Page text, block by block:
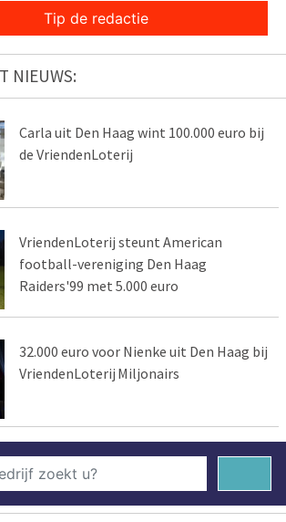
Tip de redactie
NIEUWS:
Carla uit Den Haag wint 100.000 euro bij
de VriendenLoterij
VriendenLoterij steunt American
football-vereniging Den Haag
Raiders'99 met 5.000 euro
32.000 euro voor Nienke uit Den Haag bij
VriendenLoterij Miljonairs